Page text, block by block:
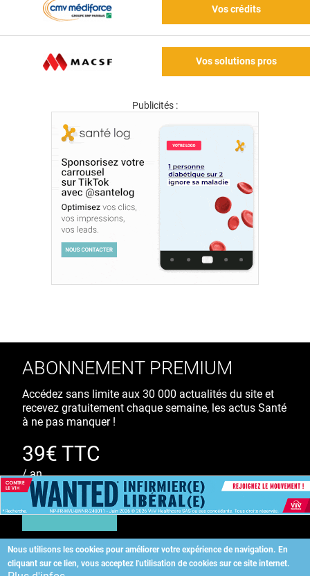
Vos crédits
Vos solutions pros
Publicités :
Nous utilisons les cookies pour améliorer votre expérience de navigation. En
cliquant sur ce lien, vous acceptez l'utilisation de cookies sur ce site internet.
ABONNEMENT PREMIUM
Accédez sans limite aux 30 000 actualités du site et
recevez gratuitement chaque semaine, les actus Santé
à ne pas manquer !
39€ TTC
/ an
S'ABONNER
Copyright©2026 ALLIEDHEALTH